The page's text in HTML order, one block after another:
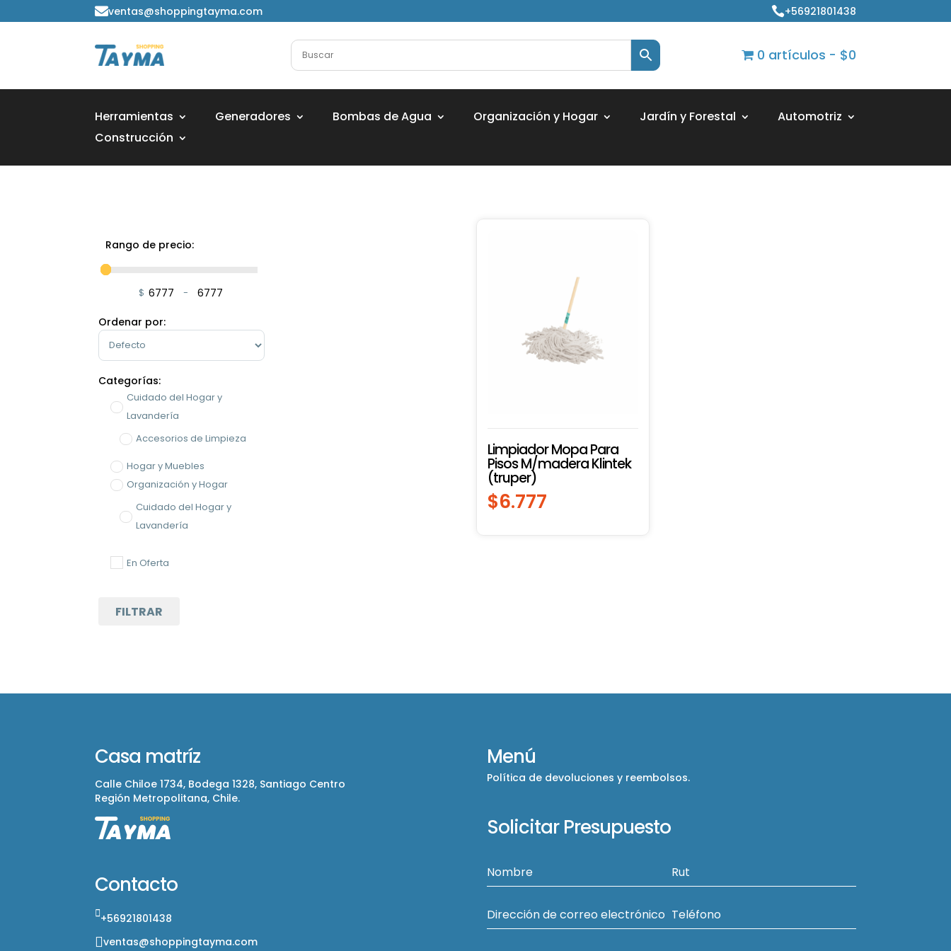
ventas@shoppingtayma.com +56921801438
0 artículos $0
Herramientas Generadores Bombas de Agua Organización y Hogar Jardín y Forestal
Automotriz
Construcción
Rango de precio:
$ Minimum Price
-
Maximum Price
Ordenar por:
Sort Products
Categorías:
Cuidado del Hogar y
Lavandería
Accesorios de Limpieza
Hogar y Muebles
Organización y Hogar
Cuidado del Hogar y
Lavandería
En Oferta
FILTRAR
Limpiador Mopa Para
Pisos M/madera Klintek
(truper)
$6.777
Casa matríz
Calle Chiloe 1734, Bodega 1328, Santiago Centro
Región Metropolitana, Chile.
Contacto
+56921801438
ventas@shoppingtayma.com
Menú
Política de devoluciones y reembolsos.
Solicitar Presupuesto
Nombre Rut
Dirección de correo electrónico Teléfono